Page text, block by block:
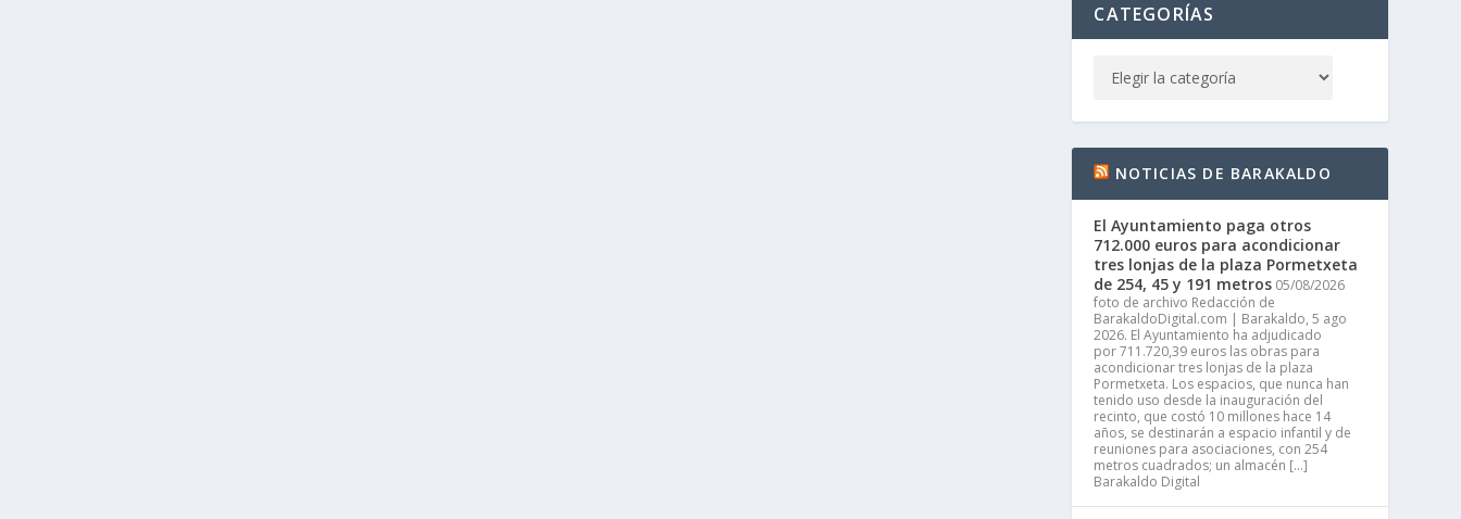
CATEGORÍAS
NOTICIAS DE BARAKALDO
El Ayuntamiento paga otros
712.000 euros para acondicionar
tres lonjas de la plaza Pormetxeta
de 254, 45 y 191 metros 05/08/2026
foto de archivo Redacción de
BarakaldoDigital.com | Barakaldo, 5 ago
2026. El Ayuntamiento ha adjudicado
por 711.720,39 euros las obras para
acondicionar tres lonjas de la plaza
Pormetxeta. Los espacios, que nunca han
tenido uso desde la inauguración del
recinto, que costó 10 millones hace 14
años, se destinarán a espacio infantil y de
reuniones para asociaciones, con 254
metros cuadrados; un almacén […]
Barakaldo Digital